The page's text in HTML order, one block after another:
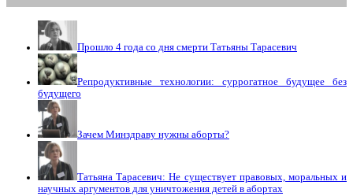
Прошло 4 года со дня смерти Татьяны Тарасевич
Репродуктивные технологии: суррогатное будущее без
будущего
Зачем Минздраву нужны аборты?
Татьяна Тарасевич: Не существует правовых, моральных и
научных аргументов для уничтожения детей в абортах